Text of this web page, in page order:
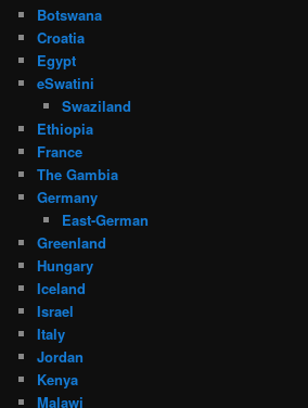
Botswana
Croatia
Egypt
eSwatini
Swaziland
Ethiopia
France
The Gambia
Germany
East-German
Greenland
Hungary
Iceland
Israel
Italy
Jordan
Kenya
Malawi